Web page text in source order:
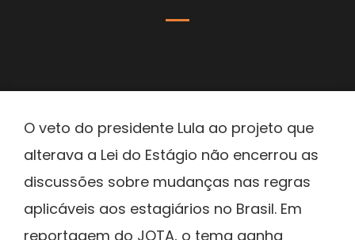
O veto do presidente Lula ao projeto que
alterava a Lei do Estágio não encerrou as
discussões sobre mudanças nas regras
aplicáveis aos estagiários no Brasil. Em
reportagem do JOTA, o tema ganha